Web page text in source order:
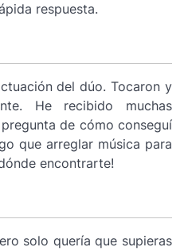
respuesta.
del dúo. Tocaron y
He recibido muchas
de cómo conseguí
que arreglar música para
encontrarte!
solo quería que supieras